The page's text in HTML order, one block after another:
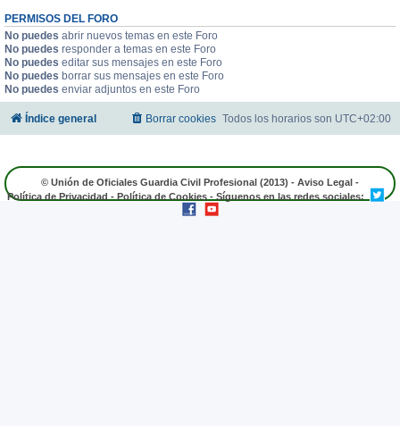
PERMISOS DEL FORO
No puedes abrir nuevos temas en este Foro
No puedes responder a temas en este Foro
No puedes editar sus mensajes en este Foro
No puedes borrar sus mensajes en este Foro
No puedes enviar adjuntos en este Foro
Índice general Todos los horarios son UTC+02:00
Borrar cookies
© Unión de Oficiales Guardia Civil Profesional (2013) - Aviso Legal -
Política de Privacidad-Política de Cookies- Síguenos en las redes sociales: